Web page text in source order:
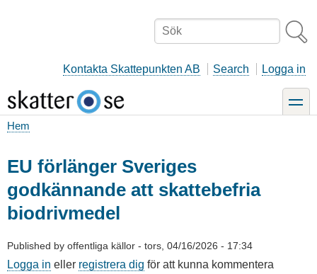
Sök
Kontakta Skattepunkten AB Search Logga in
toggle
Hem
EU förlänger Sveriges
godkännande att skattebefria
biodrivmedel
Published by offentliga källor - tors, 04/16/2026 - 17:34
Logga in eller registrera dig för att kunna kommentera